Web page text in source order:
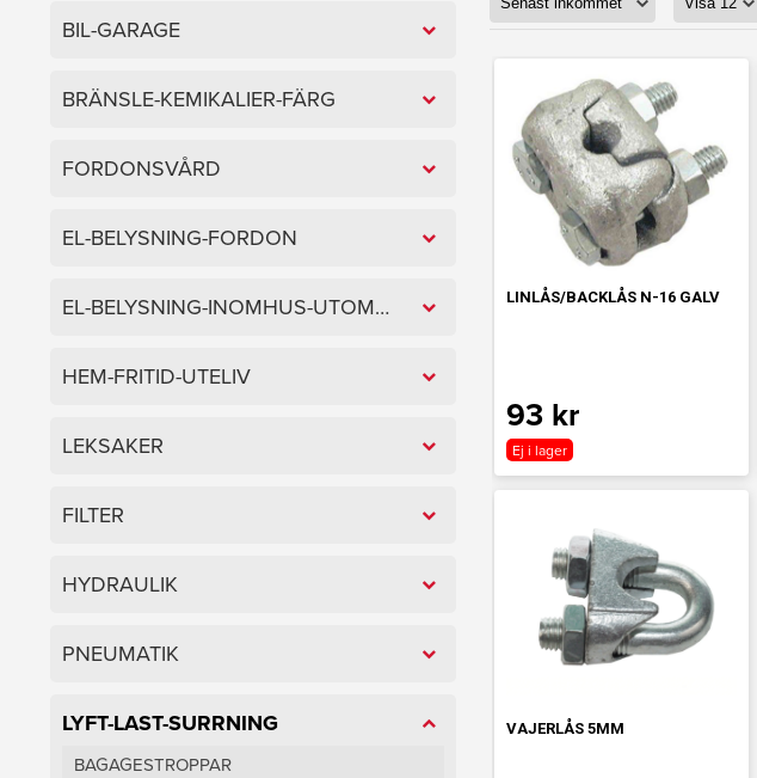
BIL-GARAGE
BRÄNSLE-KEMIKALIER-FÄRG
FORDONSVÅRD
EL-BELYSNING-FORDON
EL-BELYSNING-INOMHUS-UTOMHUS
HEM-FRITID-UTELIV
LEKSAKER
FILTER
HYDRAULIK
PNEUMATIK
LYFT-LAST-SURRNING
BAGAGESTROPPAR
LINLÅS/BACKLÅS N-16 GALV
93 kr
Ej i lager
VAJERLÅS 5MM